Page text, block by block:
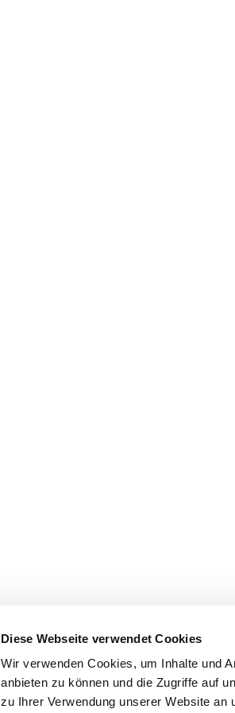
Diese Webseite verwendet Cookies
Wir verwenden Cookies, um Inhalte und
anbieten zu können und die Zugriffe auf
zu Ihrer Verwendung unserer Website an